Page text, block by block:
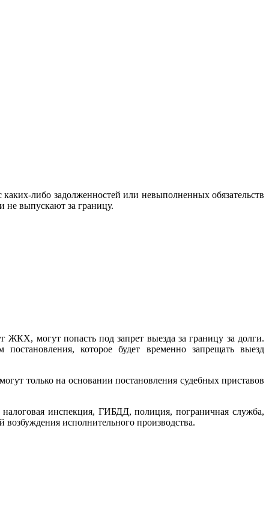
либо задолженностей или невыполненных обязательств
не выпускают за границу.
ЖКХ, могут попасть под запрет выезда за границу за долги.
которое будет временно запрещать выезд
только на основании постановления судебных приставов
инспекция, ГИБДД, полиция, пограничная служба,
исполнительного производства.